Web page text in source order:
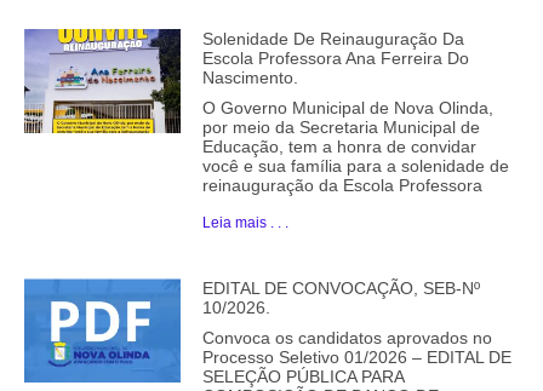
Solenidade De Reinauguração Da
Escola Professora Ana Ferreira Do
Nascimento.
O Governo Municipal de Nova Olinda,
por meio da Secretaria Municipal de
Educação, tem a honra de convidar
você e sua família para a solenidade de
reinauguração da Escola Professora
Leia mais . . .
EDITAL DE CONVOCAÇÃO, SEB-Nº
10/2026.
Convoca os candidatos aprovados no
Processo Seletivo 01/2026 – EDITAL DE
SELEÇÃO PÚBLICA PARA